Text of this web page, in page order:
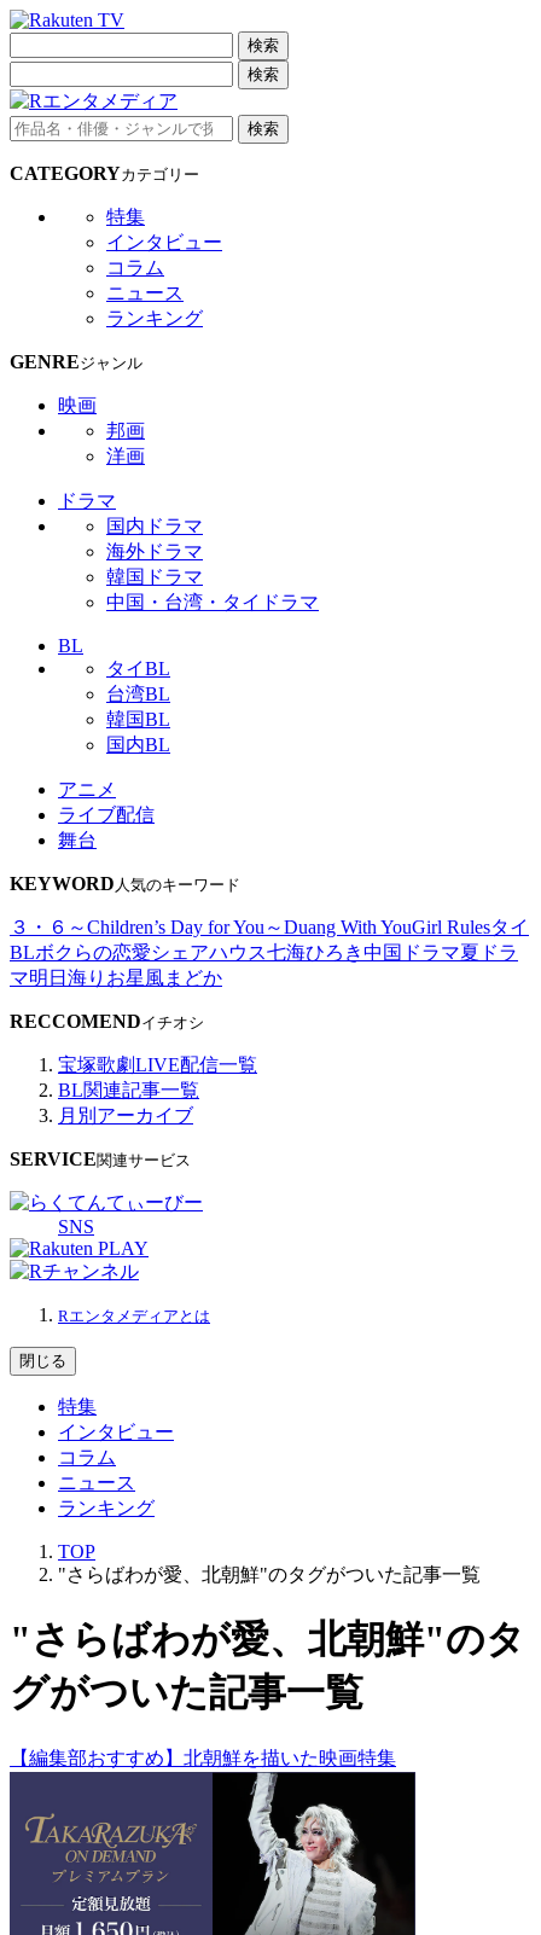
検索
検索
検索
CATEGORYカテゴリー
特集
インタビュー
コラム
ニュース
ランキング
GENREジャンル
映画
邦画
洋画
ドラマ
国内ドラマ
海外ドラマ
韓国ドラマ
中国・台湾・タイドラマ
BL
タイBL
台湾BL
韓国BL
国内BL
アニメ
ライブ配信
舞台
KEYWORD 人気のキーワード
３・６～Children’s Day for You～Duang With YouGirl Rulesタイ
BLボクらの恋愛シェアハウス七海ひろき中国ドラマ夏ドラ
マ明日海りお星風まどか
RECCOMENDイチオシ
宝塚歌劇LIVE配信一覧
BL関連記事一覧
月別アーカイブ
SERVICE関連サービス
SNS
Rエンタメディアとは
閉じる
特集
インタビュー
コラム
ニュース
ランキング
TOP
"さらばわが愛、北朝鮮"のタグがついた記事一覧
"さらばわが愛、北朝鮮"のタ
グがついた記事一覧
【編集部おすすめ】北朝鮮を描いた映画特集